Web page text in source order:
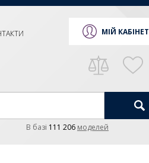
МІЙ КАБІНЕТ
В базi 111 206 моделей